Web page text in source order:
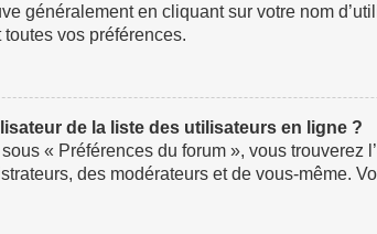
généralement en cliquant sur votre nom
vos préférences.
de la liste des utilisateurs en ligne ?
« Préférences du forum », vous
des modérateurs et de vous-même.